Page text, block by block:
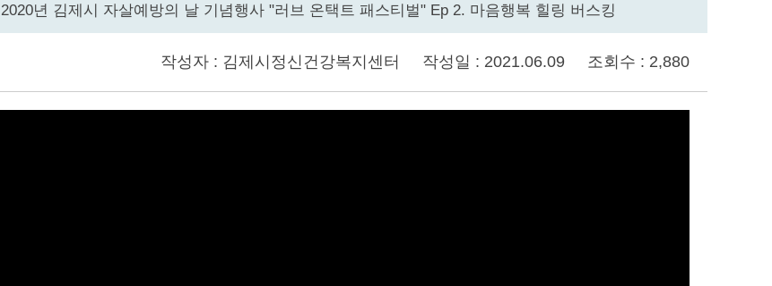
2020년 김제시 자살예방의 날 기념행사 "러브 온택트 패스티벌" Ep 2. 마음행복 힐링 버스킹
작성자 : 김제시정신건강복지센터 작성일 : 2021.06.09 조회수 : 2,880